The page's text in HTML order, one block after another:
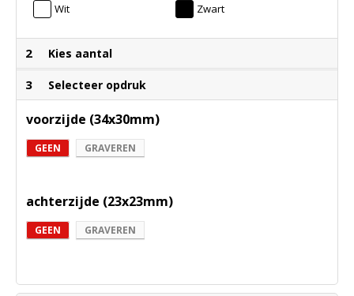
Wit Zwart
2 Kies aantal
3 Selecteer opdruk
voorzijde (34x30mm)
GEEN GRAVEREN
achterzijde (23x23mm)
GEEN GRAVEREN